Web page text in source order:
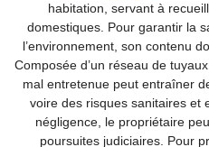
habitation, servant à
domestiques. Pour garantir la
l’environnement, son contenu
Composée d’un réseau de
mal entretenue peut entraîner
voire des risques sanitaires et
négligence, le propriétaire
poursuites judiciaires. Pour